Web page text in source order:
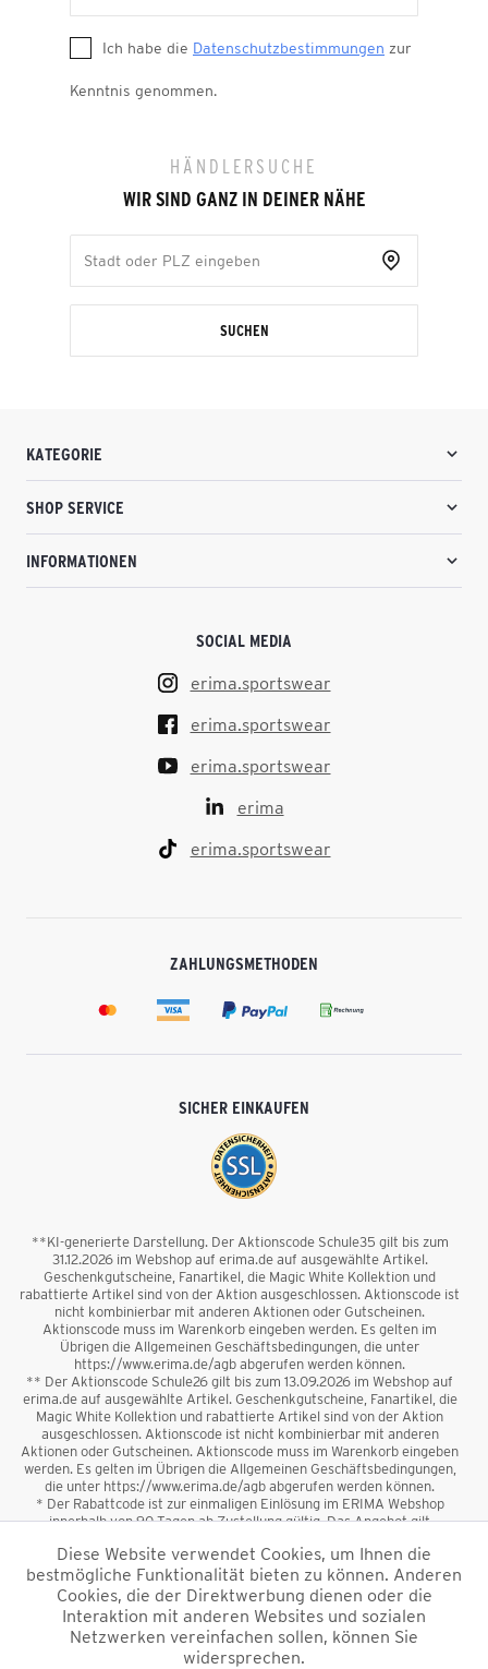
Ich habe die Datenschutzbestimmungen zur
Kenntnis genommen.
HÄNDLERSUCHE
WIR SIND GANZ IN DEINER NÄHE
SUCHEN
KATEGORIE
SHOP SERVICE
INFORMATIONEN
SOCIAL MEDIA
erima.sportswear
erima.sportswear
erima.sportswear
erima
erima.sportswear
ZAHLUNGSMETHODEN
SICHER EINKAUFEN
**KI-generierte Darstellung. Der Aktionscode Schule35 gilt bis zum
31.12.2026 im Webshop auf erima.de auf ausgewählte Artikel.
Geschenkgutscheine, Fanartikel, die Magic White Kollektion und
rabattierte Artikel sind von der Aktion ausgeschlossen. Aktionscode ist
nicht kombinierbar mit anderen Aktionen oder Gutscheinen.
Aktionscode muss im Warenkorb eingeben werden. Es gelten im
Übrigen die Allgemeinen Geschäftsbedingungen, die unter
https://www.erima.de/agb abgerufen werden können.
** Der Aktionscode Schule26 gilt bis zum 13.09.2026 im Webshop auf
erima.de auf ausgewählte Artikel. Geschenkgutscheine, Fanartikel, die
Magic White Kollektion und rabattierte Artikel sind von der Aktion
ausgeschlossen. Aktionscode ist nicht kombinierbar mit anderen
Aktionen oder Gutscheinen. Aktionscode muss im Warenkorb eingeben
werden. Es gelten im Übrigen die Allgemeinen Geschäftsbedingungen,
die unter https://www.erima.de/agb abgerufen werden können.
* Der Rabattcode ist zur einmaligen Einlösung im ERIMA Webshop
innerhalb von 90 Tagen ab Zustellung gültig. Das Angebot gilt
sowie Geschenkgutscheine sind vom Rabatt ausgeschlossen. Der
Rabattcode ist nicht mit anderen Aktionen oder Gutscheinen
kombinierbar. Der Mindestbestellwert beträgt 50 €
*Alle Preise verstehen sich inkl. Mehrwertsteuer und zzgl.
und ggf. Nachnahmegebühren, wenn nicht anders
Diese Website verwendet Cookies, um Ihnen die
bestmögliche Funktionalität bieten zu können. Anderen
Cookies, die der Direktwerbung dienen oder die
Interaktion mit anderen Websites und sozialen
Netzwerken vereinfachen sollen, können Sie
widersprechen.